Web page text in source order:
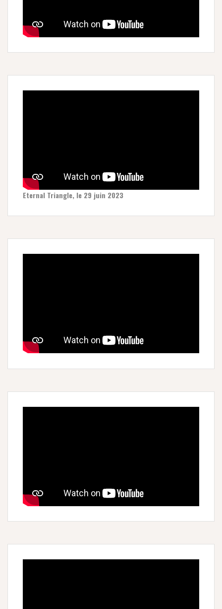
Eternal Triangle, le 29 juin 2023